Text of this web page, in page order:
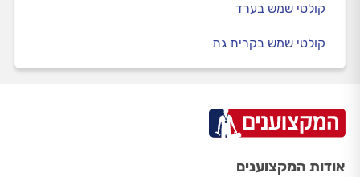
קולטי שמש בערד
קולטי שמש בקרית גת
אודות המקצוענים